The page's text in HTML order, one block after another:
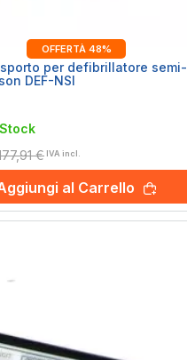
OFFERTÀ 48%
per defibrillatore semi-
DEF-NSI
€ IVA incl.
al Carrello